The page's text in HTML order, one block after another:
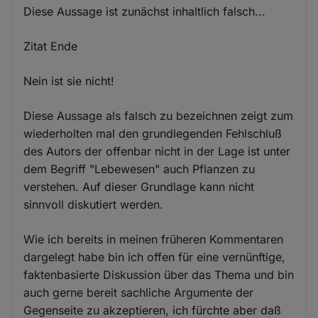
Diese Aussage ist zunächst inhaltlich falsch...
Zitat Ende
Nein ist sie nicht!
Diese Aussage als falsch zu bezeichnen zeigt zum
wiederholten mal den grundlegenden Fehlschluß
des Autors der offenbar nicht in der Lage ist unter
dem Begriff "Lebewesen" auch Pflanzen zu
verstehen. Auf dieser Grundlage kann nicht
sinnvoll diskutiert werden.
Wie ich bereits in meinen früheren Kommentaren
dargelegt habe bin ich offen für eine vernünftige,
faktenbasierte Diskussion über das Thema und bin
auch gerne bereit sachliche Argumente der
Gegenseite zu akzeptieren, ich fürchte aber daß